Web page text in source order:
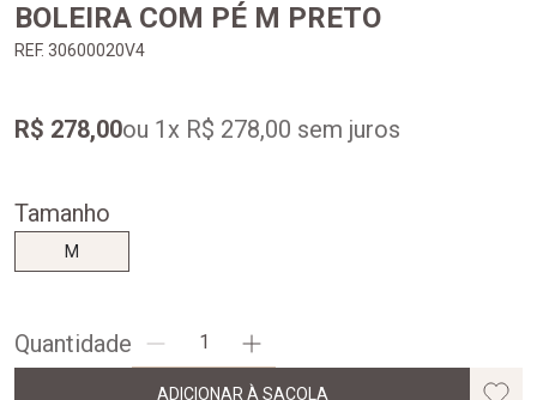
BOLEIRA COM PÉ M PRETO
REF. 30600020V4
R$ 278,00ou 1x R$ 278,00 sem juros
Tamanho
M
Quantidade
ADICIONAR À SACOLA